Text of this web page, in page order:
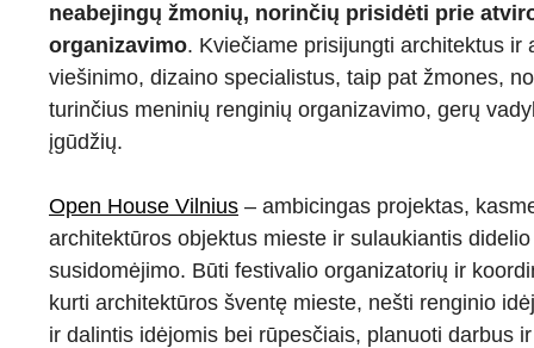
neabejingų žmonių, norinčių prisidėti prie
organizavimo. Kviečiame prisijungti architektus ir
viešinimo, dizaino specialistus, taip pat žmones,
turinčius meninių renginių organizavimo, gerų
įgūdžių.
Open House Vilnius – ambicingas projektas,
architektūros objektus mieste ir sulaukiantis
susidomėjimo. Būti festivalio organizatorių ir
kurti architektūros šventę mieste, nešti renginio
ir dalintis idėjomis bei rūpesčiais, planuoti darbus